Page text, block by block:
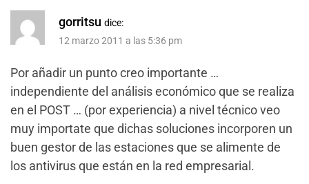
gorritsu dice:
12 marzo 2011 a las 5:36 pm
Por añadir un punto creo importante …
independiente del análisis económico que se realiza
en el POST … (por experiencia) a nivel técnico veo
muy importate que dichas soluciones incorporen un
buen gestor de las estaciones que se alimente de
los antivirus que están en la red empresarial.